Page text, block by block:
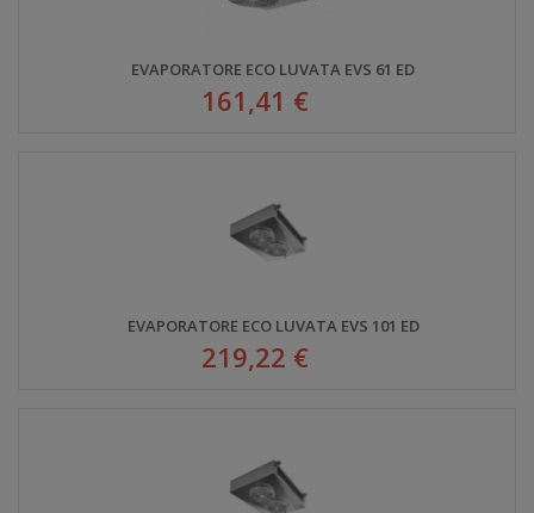
EVAPORATORE ECO LUVATA EVS 61 ED
161,41 €
EVAPORATORE ECO LUVATA EVS 101 ED
219,22 €